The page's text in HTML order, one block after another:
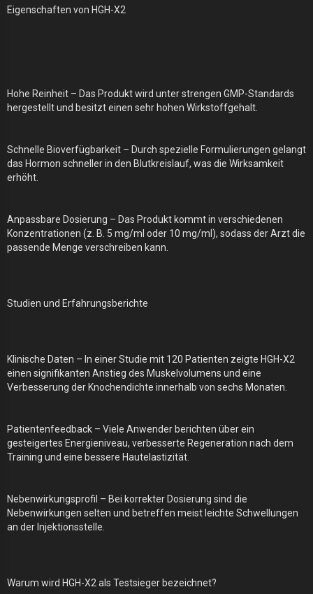
Eigenschaften von HGH-X2
Hohe Reinheit – Das Produkt wird unter strengen GMP-Standards
hergestellt und besitzt einen sehr hohen Wirkstoffgehalt.
Schnelle Bioverfügbarkeit – Durch spezielle Formulierungen gelangt
das Hormon schneller in den Blutkreislauf, was die Wirksamkeit
erhöht.
Anpassbare Dosierung – Das Produkt kommt in verschiedenen
Konzentrationen (z. B. 5 mg/ml oder 10 mg/ml), sodass der Arzt die
passende Menge verschreiben kann.
Studien und Erfahrungsberichte
Klinische Daten – In einer Studie mit 120 Patienten zeigte HGH-X2
einen signifikanten Anstieg des Muskelvolumens und eine
Verbesserung der Knochendichte innerhalb von sechs Monaten.
Patientenfeedback – Viele Anwender berichten über ein
gesteigertes Energieniveau, verbesserte Regeneration nach dem
Training und eine bessere Hautelastizität.
Nebenwirkungsprofil – Bei korrekter Dosierung sind die
Nebenwirkungen selten und betreffen meist leichte Schwellungen
an der Injektionsstelle.
Warum wird HGH-X2 als Testsieger bezeichnet?